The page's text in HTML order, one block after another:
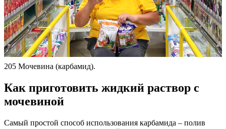
205 Мочевина (карбамид).
Как приготовить жидкий раствор с
мочевиной
Самый простой способ использования карбамида – полив